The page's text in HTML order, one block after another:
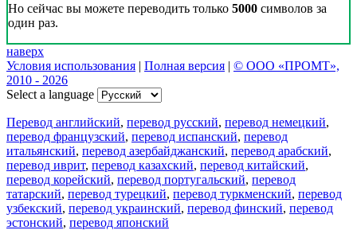
Но сейчас вы можете переводить только 5000 символов за
один раз.
наверх
Условия использования | Полная версия | © ООО «ПРОМТ»,
2010 - 2026
Select a language
Перевод английский, перевод русский, перевод немецкий,
перевод французский, перевод испанский, перевод
итальянский, перевод азербайджанский, перевод арабский,
перевод иврит, перевод казахский, перевод китайский,
перевод корейский, перевод португальский, перевод
татарский, перевод турецкий, перевод туркменский, перевод
узбекский, перевод украинский, перевод финский, перевод
эстонский, перевод японский